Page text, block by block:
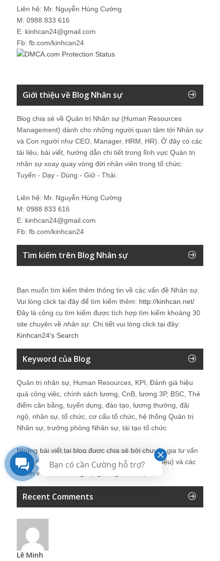
Liên hệ: Mr. Nguyễn Hùng Cường
M: 0988 833 616
E: kinhcan24@gmail.com
Fb: fb.com/kinhcan24
Giới thiệu về Blog Nhân sự
Blog chia sẻ về Quản trị Nhân sự (Human Resources
Management) dành cho những người quan tâm tới Nhân sự
và Con người như CEO, Manager, HRM, HR). Ở đây có các
tài liệu, bài viết, hướng dẫn chi tiết trong lĩnh vực Quản trị
nhân sự xoay quay vòng đời nhân viên trong tổ chức:
Tuyển - Dạy - Dùng - Giữ - Thải.
Liên hệ: Mr. Nguyễn Hùng Cường
M: 0988 833 616
E: kinhcan24@gmail.com
Fb: fb.com/kinhcan24
Tìm kiếm trên Blog Nhân sự
Bạn muốn tìm kiếm thêm thông tin về các vấn đề Nhân sự.
Vui lòng click tại đây để tìm kiếm thêm: http://kinhcan.net/
Đây là công cụ tìm kiếm được tích hợp tìm kiếm khoảng 30
site chuyên về nhân sự. Chi tiết vui lòng click tại đây:
Kinhcan24′s Search
Keyword của Blog
Quản trị nhân sự, Human Resources, KPI, Đánh giá hiệu
quả công việc, chính sách lương, CnB, lương 3P, BSC, Thẻ
điểm cân bằng, tuyển dụng, đào tạo, lương thưởng, đãi
ngộ, nhân sự, tổ chức, cơ cấu tổ chức, hệ thống Quản trị
Nhân sự, trưởng phòng Nhân sự, tái tạo tổ chức
Những bài viết tại blog được chia sẻ bởi chuyên gia tư vấn
Quản trị Nhân sự Nguyễn Hùng Cường (giới thiệu) và các
thành viên khác trong cộng đồng Nhân sự.
Recent Comments
Lê Minh
Bạn có cần Cường hỗ trợ?